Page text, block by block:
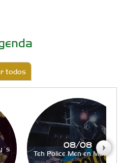
todos
08/08
Teh Police Men en Muddy´s